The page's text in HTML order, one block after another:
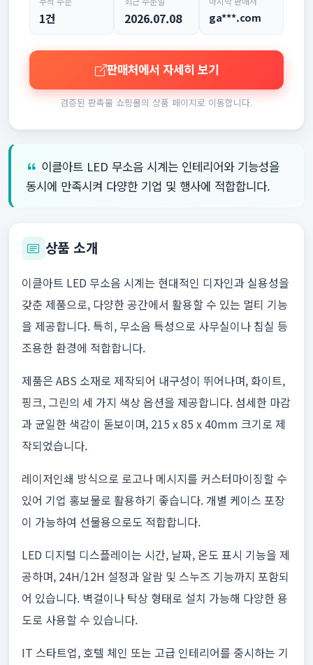
1건 2026.07.08 ga***.com
판매처에서 자세히 보기
검증된 판촉물 쇼핑몰의 상품 페이지로 이동합니다.
이클아트 LED 무소음 시계는 인테리어와 기능성을
동시에 만족시켜 다양한 기업 및 행사에 적합합니다.
상품 소개
이클아트 LED 무소음 시계는 현대적인 디자인과 실용성을
갖춘 제품으로, 다양한 공간에서 활용할 수 있는 멀티 기능
을 제공합니다. 특히, 무소음 특성으로 사무실이나 침실 등
조용한 환경에 적합합니다.
제품은 ABS 소재로 제작되어 내구성이 뛰어나며, 화이트,
핑크, 그린의 세 가지 색상 옵션을 제공합니다. 섬세한 마감
과 균일한 색감이 돋보이며, 215 x 85 x 40mm 크기로 제
작되었습니다.
레이저인쇄 방식으로 로고나 메시지를 커스터마이징할 수
있어 기업 홍보물로 활용하기 좋습니다. 개별 케이스 포장
이 가능하여 선물용으로도 적합합니다.
LED 디지털 디스플레이는 시간, 날짜, 온도 표시 기능을 제
공하며, 24H/12H 설정과 알람 및 스누즈 기능까지 포함되
어 있습니다. 벽걸이나 탁상 형태로 설치 가능해 다양한 용
도로 사용할 수 있습니다.
IT 스타트업, 호텔 체인 또는 고급 인테리어를 중시하는 기